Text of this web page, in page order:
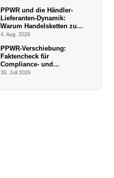
PPWR und die Händler-
Lieferanten-Dynamik:
Warum Handelsketten zu
De-facto-Vollstreckern
4. Aug. 2026
PPWR-Verschiebung:
Faktencheck für
Compliance- und
Verpackungsmanager (Juli
30. Juli 2026